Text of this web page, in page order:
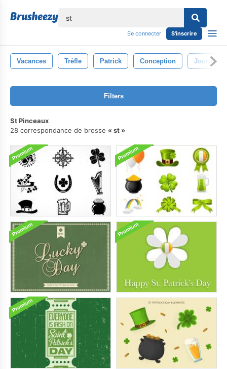
Se connecter S'inscrire
Vacances Trèfle Patrick Conception Journée
Filters
St Pinceaux
28 correspondance de brosse
st